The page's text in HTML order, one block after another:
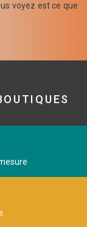
voyez est ce que